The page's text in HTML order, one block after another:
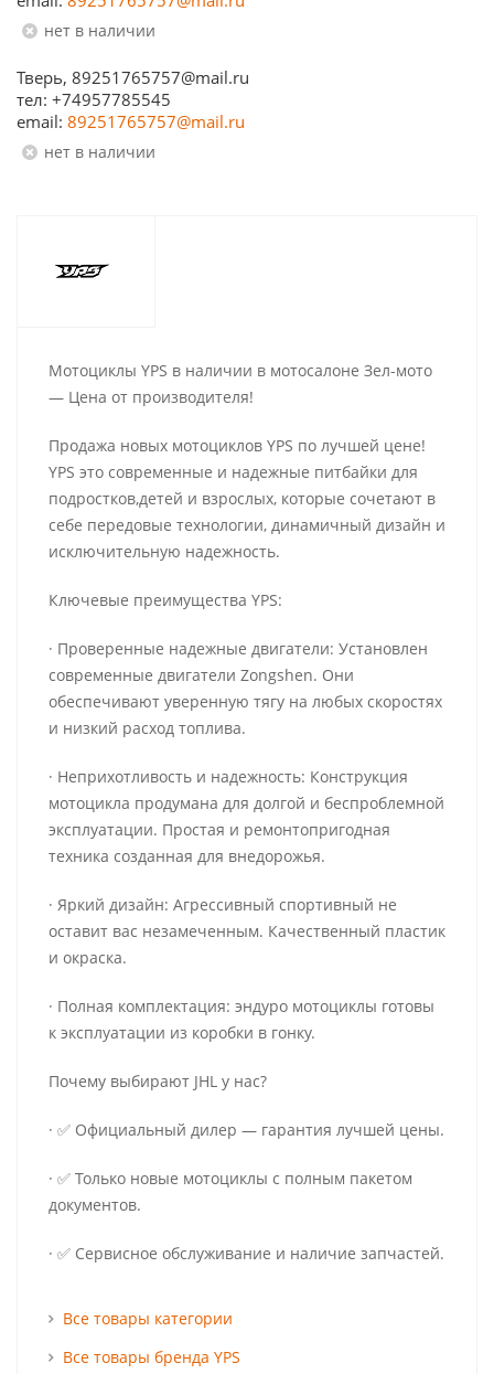
Нет в наличии
Тверь, 89251765757@mail.ru
тел: +74957785545
email: 89251765757@mail.ru
Нет в наличии
Мотоциклы YPS в наличии в мотосалоне Зел-мото
— Цена от производителя!
Продажа новых мотоциклов YPS по лучшей цене!
YPS это современные и надежные питбайки для
подростков,детей и взрослых, которые сочетают в
себе передовые технологии, динамичный дизайн и
исключительную надежность.
Ключевые преимущества YPS:
· Проверенные надежные двигатели: Установлен
современные двигатели Zongshen. Они
обеспечивают уверенную тягу на любых скоростях
и низкий расход топлива.
· Неприхотливость и надежность: Конструкция
мотоцикла продумана для долгой и беспроблемной
эксплуатации. Простая и ремонтопригодная
техника созданная для внедорожья.
· Яркий дизайн: Агрессивный спортивный не
оставит вас незамеченным. Качественный пластик
и окраска.
· Полная комплектация: эндуро мотоциклы готовы
к эксплуатации из коробки в гонку.
Почему выбирают JHL у нас?
· ✅ Официальный дилер — гарантия лучшей цены.
· ✅ Только новые мотоциклы с полным пакетом
документов.
· ✅ Сервисное обслуживание и наличие запчастей.
Все товары категории
Все товары бренда YPS